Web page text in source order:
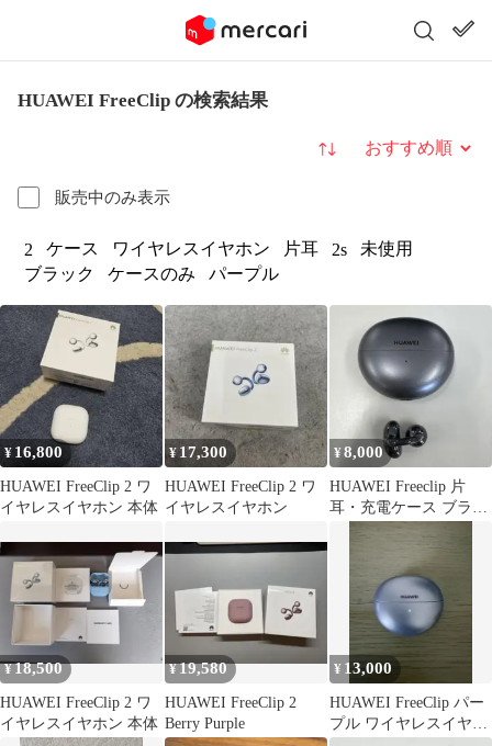
HUAWEI FreeClip の検索結果
販売中のみ表示
並び替え
2 ケース ワイヤレスイヤホン 片耳 2s
未使用
ブラック
ケースのみ パープル
¥ 16,800
HUAWEI FreeClip 2 ワ
イヤレスイヤホン 本体
¥ 17,300
HUAWEI FreeClip 2 ワ
イヤレスイヤホン
¥8,000
HUAWEI Freeclip 片
耳・充電ケース ブラッ
¥18,500
HUAWEI FreeClip 2 ワ
イヤレスイヤホン 本体
¥19,580
HUAWEI FreeClip 2
Berry Purple
¥ 13,000
HUAWEI FreeClip パー
プル ワイヤレスイヤホ